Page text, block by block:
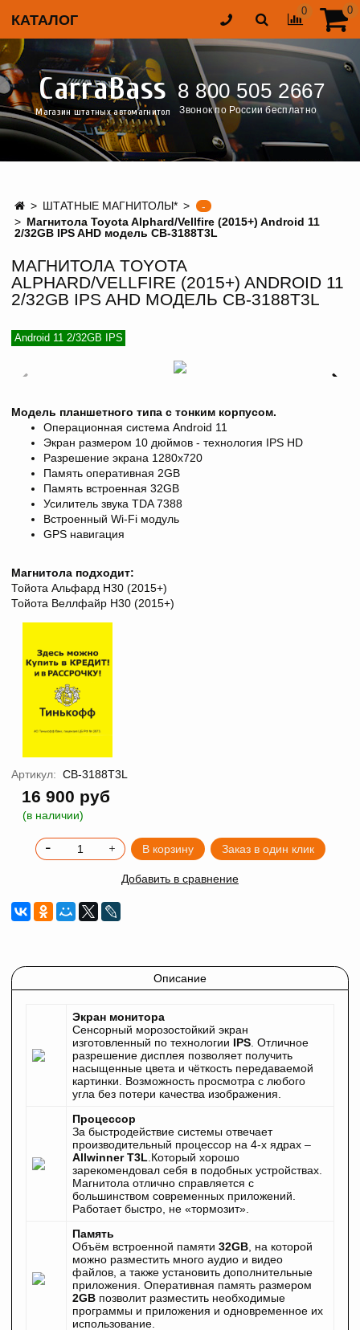
КАТАЛОГ
0 0
CarraBass
Магазин штатных автомагнитол
8 800 505 2667
Звонок по России бесплатно
ШТАТНЫЕ МАГНИТОЛЫ*
-
Магнитола Toyota Alphard/Vellfire (2015+) Android 11
2/32GB IPS AHD модель CB-3188T3L
МАГНИТОЛА TOYOTA
ALPHARD/VELLFIRE (2015+) ANDROID 11
2/32GB IPS AHD МОДЕЛЬ CB-3188T3L
Android 11 2/32GB IPS
Модель планшетного типа с тонким корпусом.
Операционная система Android 11
Экран размером 10 дюймов - технология IPS HD
Разрешение экрана 1280х720
Память оперативная 2GB
Память встроенная 32GB
Усилитель звука TDA 7388
Встроенный Wi-Fi модуль
GPS навигация
Магнитола подходит:
Тойота Альфард H30 (2015+)
Тойота Веллфайр H30 (2015+)
Артикул: CB-3188T3L
16 900 руб
(в наличии)
В корзину Заказ в один клик
Добавить в сравнение
Описание
Экран монитора
Сенсорный морозостойкий экран
изготовленный по технологии IPS . Отличное
разрешение дисплея позволяет получить
насыщенные цвета и чёткость передаваемой
картинки. Возможность просмотра с любого
угла без потери качества изображения.
Процессор
За быстродействие системы отвечает
производительный процессор на 4‐х ядрах –
Allwinner T3L .Который хорошо
зарекомендовал себя в подобных устройствах.
Магнитола отлично справляется с
большинством современных приложений.
Работает быстро, не «тормозит».
Память
Объём встроенной памяти 32GB , на которой
можно разместить много аудио и видео
файлов, а также установить дополнительные
приложения. Оперативная память размером
2GB позволит разместить необходимые
программы и приложения и одновременное их
использование.